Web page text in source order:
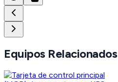
Equipos Relacionados